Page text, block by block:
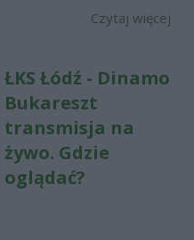
Czytaj więcej
ŁKS Łódź - Dinamo
Bukareszt
transmisja na
żywo. Gdzie
oglądać?